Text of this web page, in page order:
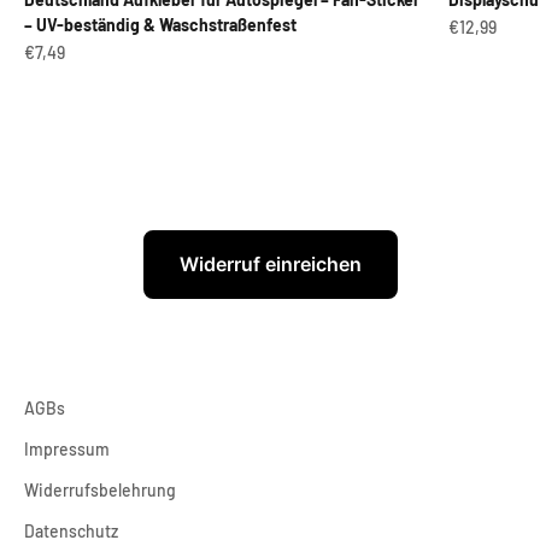
– UV-beständig & Waschstraßenfest
Angebot
€7,49
Angebot
€12,99
Widerruf einreichen
AGBs
Impressum
Widerrufsbelehrung
Datenschutz